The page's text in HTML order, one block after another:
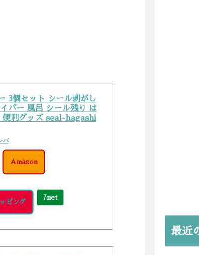
3個セット シール剥がし
パー 風呂 シール残り は
便利グッズ seal-hagashi
バ
Amazon
ピング
7net
最近